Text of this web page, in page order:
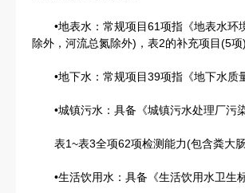
•地表水：常规项目61项指《地表水环
除外，河流总氮除外)，表2的补充项目(5
•地下水：常规项目39项指《地下水质
•城镇污水：具备《城镇污水处理厂污
表1~表3全项62项检测能力(包含粪大肠
•生活饮用水：具备《生活饮用水卫生